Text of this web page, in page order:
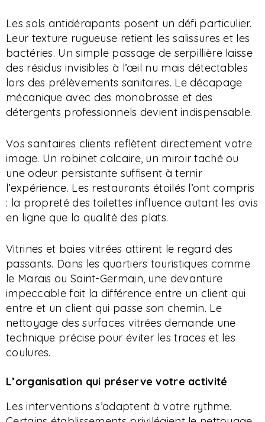
Les sols antidérapants posent un défi particulier.
Leur texture rugueuse retient les salissures et les
bactéries. Un simple passage de serpillière laisse
des résidus invisibles à l’œil nu mais détectables
lors des prélèvements sanitaires. Le décapage
mécanique avec des monobrosse et des
détergents professionnels devient indispensable.
Vos sanitaires clients reflètent directement votre
image. Un robinet calcaire, un miroir taché ou
une odeur persistante suffisent à ternir
l’expérience. Les restaurants étoilés l’ont compris
: la propreté des toilettes influence autant les avis
en ligne que la qualité des plats.
Vitrines et baies vitrées attirent le regard des
passants. Dans les quartiers touristiques comme
le Marais ou Saint-Germain, une devanture
impeccable fait la différence entre un client qui
entre et un client qui passe son chemin. Le
nettoyage des surfaces vitrées demande une
technique précise pour éviter les traces et les
coulures.
L’organisation qui préserve votre activité
Les interventions s’adaptent à votre rythme.